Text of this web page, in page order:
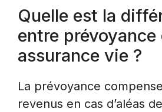
Quelle est la
entre prévoyance
assurance vie ?
La prévoyance
revenus en cas d’aléas